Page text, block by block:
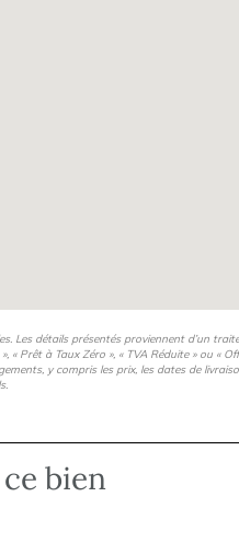
Les détails présentés proviennent d’un
Prêt à Taux Zéro », « TVA Réduite » ou
y compris les prix, les dates de
bien